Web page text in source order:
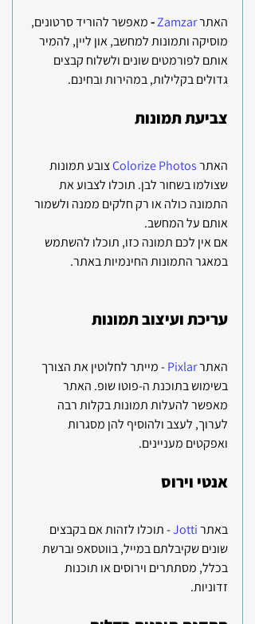
האתר Zamzar
- מאפשר להוריד סרטונים,
מוסיקה ותמונות למחשב, און ליין, להמיר
אותם לפורמטים שונים ולשלוח קבצים
גדולים בקלילות, במהירות ובחינם.
צביעת תמונות
האתר Colorize Photos צובע תמונות
שצולמו בשחור לבן. תוכלו לצבוע את
התמונה כולה או רק חלקים ממנה ולשמור
אותם על המחשב.
אם אין לכם תמונה כזו, תוכלו להשתמש
במאגר התמונות החינמיות באתר.
עריכת ועיצוב תמונות
האתר Pixlar - מייתר לחלוטין את הצורך
בשימוש בתוכנת ה-פוטו שופ. האתר
מאפשר להעלות תמונות בקלות רבה
לערוך, לעצב ולהוסיף להן מסגרות
ואפקטים מעניינים.
אנטי וירוס
באתר Jotti - תוכלו לזהות אם בקבצים
שונים שקיבלתם במייל, בווטסאפ וברשת
בכלל, מסתתרים וירוסים או תוכנות
זדוניות.